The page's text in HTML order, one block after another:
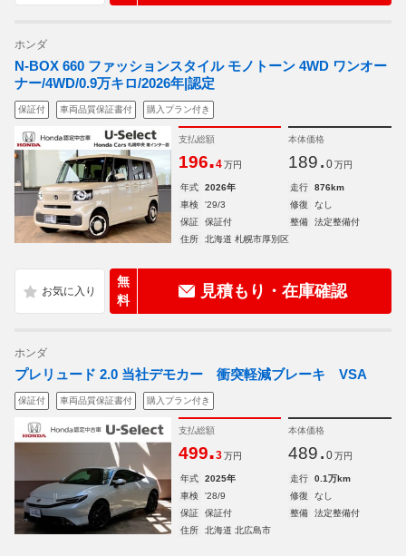
ホンダ
N-BOX 660 ファッションスタイル モノトーン 4WD ワンオー
ナー/4WD/0.9万キロ/2026年|認定
保証付 車両品質保証書付 購入プラン付き
支払総額
196.4 万円
本体価格
189. 0 万円
年式 2026年 走行
876km
車検
'29/3 修復
なし
保証
保証付 整備
法定整備付
住所
北海道 札幌市厚別区
無
料
見積もり・在庫確認
ホンダ
プレリュード 2.0 当社デモカー 衝突軽減ブレーキ VSA
保証付 車両品質保証書付 購入プラン付き
支払総額
499.3 万円
本体価格
489. 0 万円
年式 2025年 走行
0.1万km
車検
'28/9 修復
なし
保証
保証付 整備
法定整備付
住所
北海道 北広島市